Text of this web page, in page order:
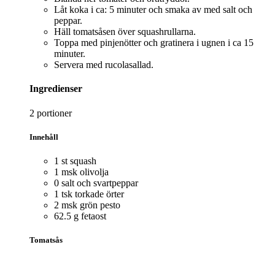
Låt koka i ca: 5 minuter och smaka av med salt och
peppar.
Häll tomatsåsen över squashrullarna.
Toppa med pinjenötter och gratinera i ugnen i ca 15
minuter.
Servera med rucolasallad.
Ingredienser
2 portioner
Innehåll
1 st squash
1 msk olivolja
0 salt och svartpeppar
1 tsk torkade örter
2 msk grön pesto
62.5 g fetaost
Tomatsås